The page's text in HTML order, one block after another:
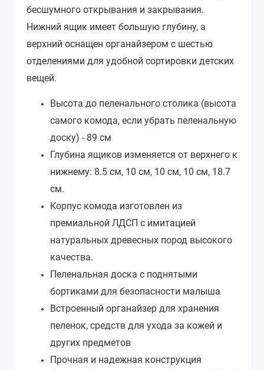
бесшумного открывания и закрывания.
Нижний ящик имеет большую глубину, а
верхний оснащен органайзером с шестью
отделениями для удобной сортировки детских
вещей.
Высота до пеленального столика (высота
самого комода, если убрать пеленальную
доску) - 89 см
Глубина ящиков изменяется от верхнего к
нижнему: 8.5 см, 10 см, 10 см, 10 см, 18.7
см.
Корпус комода изготовлен из
премиальной ЛДСП с имитацией
натуральных древесных пород высокого
качества.
Пеленальная доска с поднятыми
бортиками для безопасности малыша
Встроенный органайзер для хранения
пеленок, средств для ухода за кожей и
других предметов
Прочная и надежная конструкция